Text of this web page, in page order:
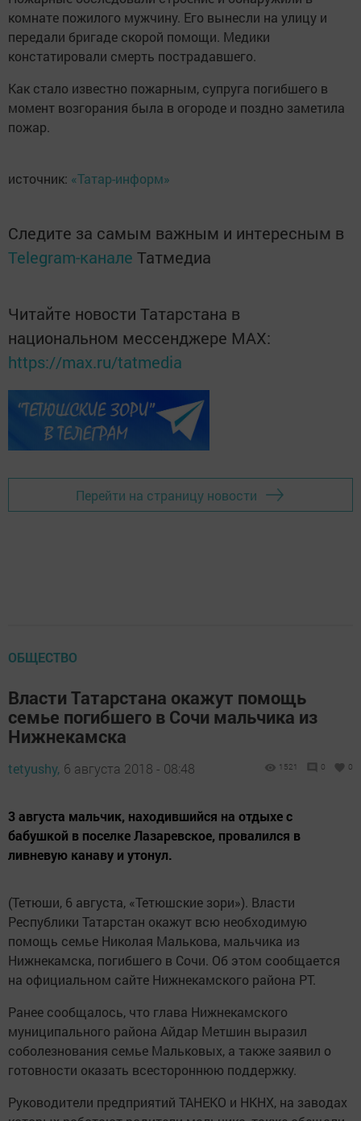
комнате пожилого мужчину. Его вынесли на улицу и
передали бригаде скорой помощи. Медики
констатировали смерть пострадавшего.
Как стало известно пожарным, супруга погибшего в
момент возгорания была в огороде и поздно заметила
пожар.
источник: «Татар-информ»
Следите за самым важным и интересным в
Telegram-канале Татмедиа
Читайте новости Татарстана в
национальном мессенджере MАХ:
https://max.ru/tatmedia
Перейти на страницу новости
ОБЩЕСТВО
Власти Татарстана окажут помощь
семье погибшего в Сочи мальчика из
Нижнекамска
tetyushy, 6 августа 2018 - 08:48 1521 0 0
3 августа мальчик, находившийся на отдыхе с
бабушкой в поселке Лазаревское, провалился в
ливневую канаву и утонул.
(Тетюши, 6 августа, «Тетюшские зори»). Власти
Республики Татарстан окажут всю необходимую
помощь семье Николая Малькова, мальчика из
Нижнекамска, погибшего в Сочи. Об этом сообщается
на официальном сайте Нижнекамского района РТ.
Ранее сообщалось, что глава Нижнекамского
муниципального района Айдар Метшин выразил
соболезнования семье Мальковых, а также заявил о
готовности оказать всестороннюю поддержку.
Руководители предприятий ТАНЕКО и НКНХ, на заводах